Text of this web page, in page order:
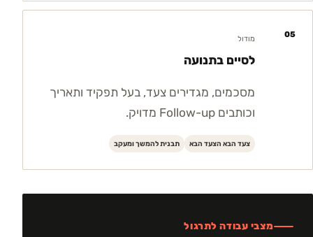
05 מודול
לסיים בתנועה
מסכמים, מגדירים צעד, בעל תפקיד ותאריך
וכותבים Follow-up מדויק.
צעד הבא הצעד הבא תבנית להמשך ומעקב
מצבי עבודה לתרגול